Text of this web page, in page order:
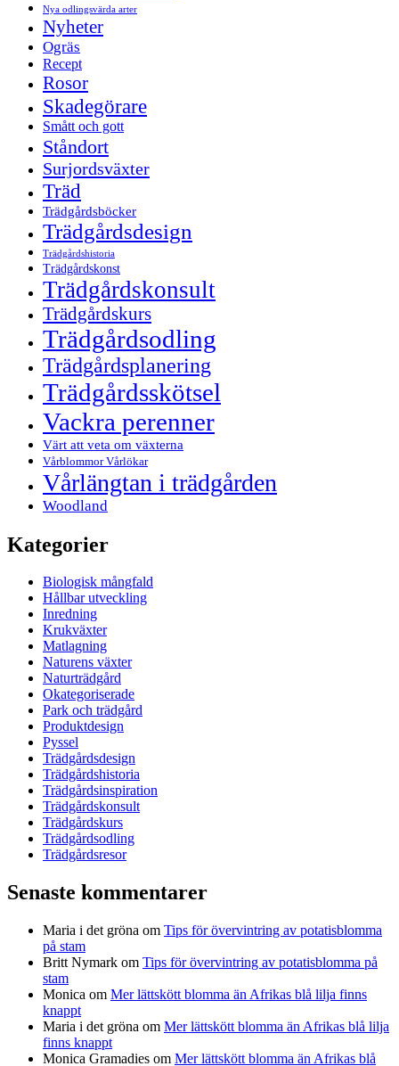
Nya odlingsvärda arter
Nyheter
Ogräs
Recept
Rosor
Skadegörare
Smått och gott
Ståndort
Surjordsväxter
Träd
Trädgårdsböcker
Trädgårdsdesign
Trädgårdshistoria
Trädgårdskonst
Trädgårdskonsult
Trädgårdskurs
Trädgårdsodling
Trädgårdsplanering
Trädgårdsskötsel
Vackra perenner
Värt att veta om växterna
Vårblommor Vårlökar
Vårlängtan i trädgården
Woodland
Kategorier
Biologisk mångfald
Hållbar utveckling
Inredning
Krukväxter
Matlagning
Naturens växter
Naturträdgård
Okategoriserade
Park och trädgård
Produktdesign
Pyssel
Trädgårdsdesign
Trädgårdshistoria
Trädgårdsinspiration
Trädgårdskonsult
Trädgårdskurs
Trädgårdsodling
Trädgårdsresor
Senaste kommentarer
Maria i det gröna om Tips för övervintring av potatisblomma
på stam
Britt Nymark om Tips för övervintring av potatisblomma på
stam
Monica om Mer lättskött blomma än Afrikas blå lilja finns
knappt
Maria i det gröna om Mer lättskött blomma än Afrikas blå lilja
finns knappt
Monica Gramadies om Mer lättskött blomma än Afrikas blå